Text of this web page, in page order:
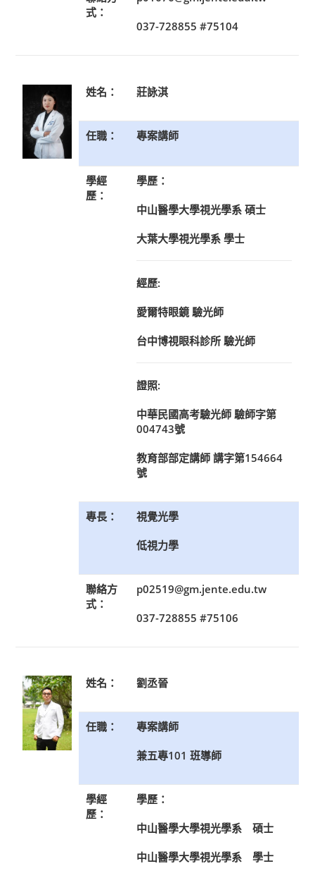
式：
037-728855 #75104
姓名： 莊詠淇
任職： 專案講師
學經
歷：
學歷：
中山醫學大學視光學系 碩士
大葉大學視光學系 學士
經歷:
愛爾特眼鏡 驗光師
台中博視眼科診所 驗光師
證照:
中華民國高考驗光師 驗師字第
004743號
教育部部定講師 講字第154664
號
專長： 視覺光學
低視力學
聯絡方
式：
p02519@gm.jente.edu.tw
037-728855 #75106
姓名： 劉丞晉
任職： 專案講師
兼五專101 班導師
學經
歷：
學歷：
中山醫學大學視光學系 碩士
中山醫學大學視光學系 學士